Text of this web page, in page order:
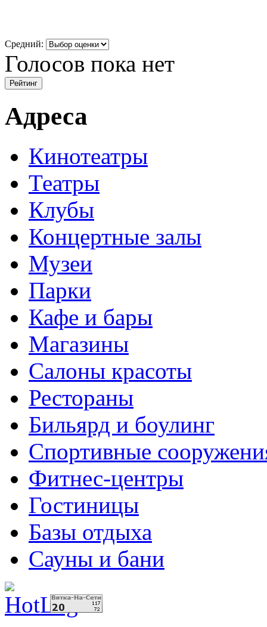
Средний:
Голосов пока нет
Адреса
Кинотеатры
Театры
Клубы
Концертные залы
Музеи
Парки
Кафе и бары
Магазины
Салоны красоты
Рестораны
Бильярд и боулинг
Спортивные
Фитнес-центры
Гостиницы
Базы отдыха
Сауны и бани